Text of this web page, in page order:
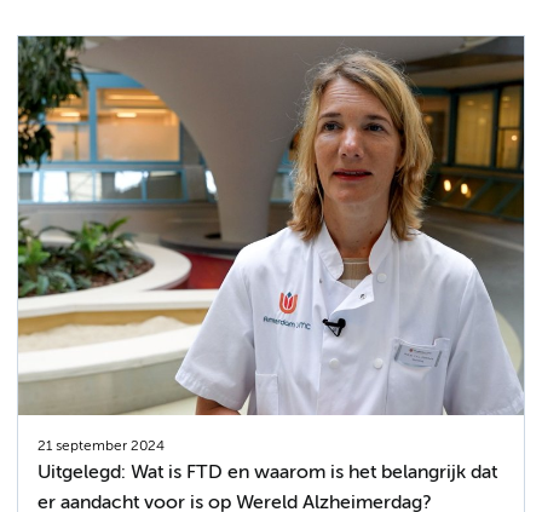
21 september 2024
Uitgelegd: Wat is FTD en waarom is het belangrijk dat
er aandacht voor is op Wereld Alzheimerdag?